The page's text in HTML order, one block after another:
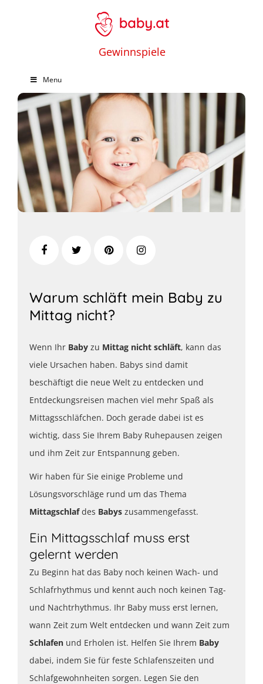
Gewinnspiele
Menu
Warum schläft mein Baby zu
Mittag nicht?
Wenn Ihr Baby zu Mittag nicht schläft, kann das
viele Ursachen haben. Babys sind damit
beschäftigt die neue Welt zu entdecken und
Entdeckungsreisen machen viel mehr Spaß als
Mittagsschläfchen. Doch gerade dabei ist es
wichtig, dass Sie Ihrem Baby Ruhepausen zeigen
und ihm Zeit zur Entspannung geben.
Wir haben für Sie einige Probleme und
Lösungsvorschläge rund um das Thema
Mittagschlafdes Babys zusammengefasst.
Ein Mittagsschlaf muss erst
gelernt werden
Zu Beginn hat das Baby noch keinen Wach- und
Schlafrhythmus und kennt auch noch keinen Tag-
und Nachtrhythmus. Ihr Baby muss erst lernen,
wann Zeit zum Welt entdecken und wann Zeit zum
Schlafen und Erholen ist. Helfen Sie Ihrem Baby
dabei, indem Sie für feste Schlafenszeiten und
Schlafgewohnheiten sorgen. Legen Sie den